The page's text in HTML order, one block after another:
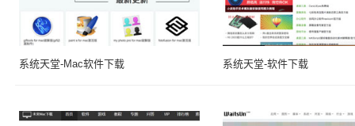
系统天堂-Mac软件下载 系统天堂-软件下载